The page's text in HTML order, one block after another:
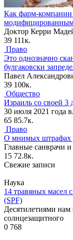
Как фарм-компании
Доктор Керри
39 111к.
Право
Это однозначно
булгаковски
Павел
39 100к.
Общество
Израиль со своей 3
30 июля 2021 года
65 85.7к.
Право
О мнимых штрафах
Главные санврачи и
15 72.8к.
Свежие записи
Наука
14 травяных масел
(SPF)
Десятилетиями нам
солнцезащитного
0 768